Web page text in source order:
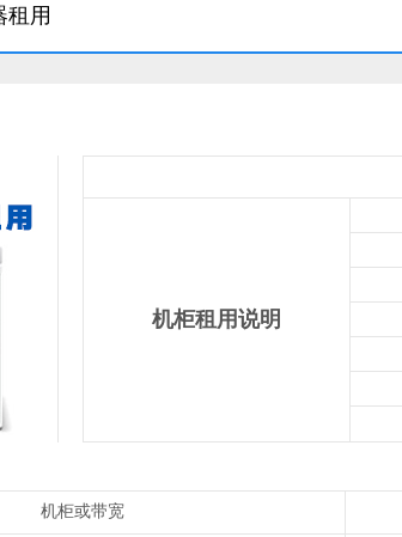
租用
机柜租用说明
机柜或带宽